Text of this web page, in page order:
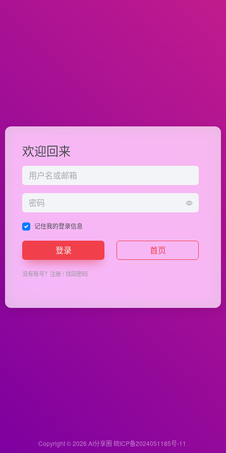
欢迎回来
记住我的登录信息
登录 首页
没有账号？ 注册/找回密码
Copyright © 2026 AI分享圈 皖ICP备2024051185号-11